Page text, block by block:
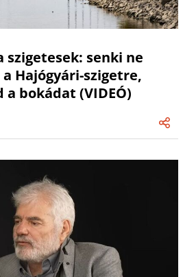
senki ne
Hajógyári-szigetre,
bokádat (VIDEÓ)